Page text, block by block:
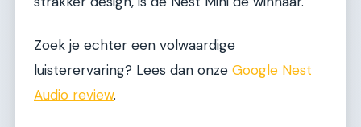
Zoek je echter een volwaardige
luisterervaring? Lees dan onze Google Nest
Audio review.